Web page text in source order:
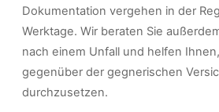
Dokumentation vergehen in der
Werktage. Wir beraten Sie
nach einem Unfall und helfen
gegenüber der gegnerischen
durchzusetzen.